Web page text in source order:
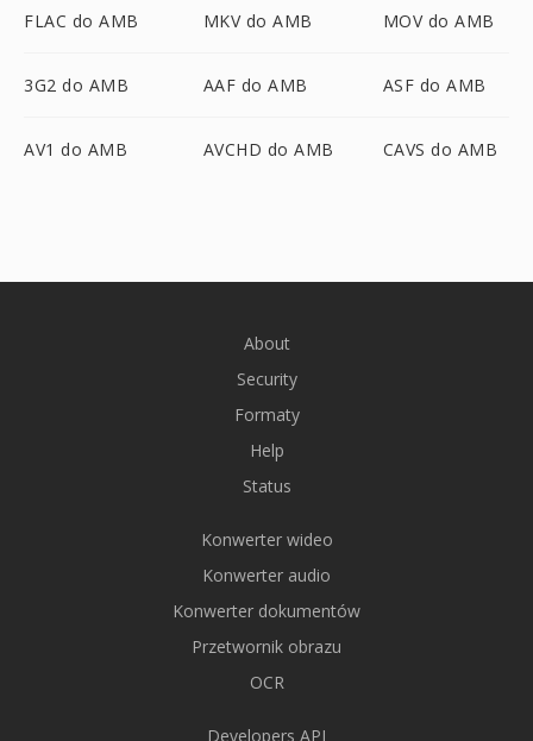
FLAC do AMB MKV do AMB MOV do AMB
3G2 do AMB AAF do AMB ASF do AMB
AV1 do AMB AVCHD do AMB CAVS do AMB
About
Security
Formaty
Help
Status
Konwerter wideo
Konwerter audio
Konwerter dokumentów
Przetwornik obrazu
OCR
Developers API